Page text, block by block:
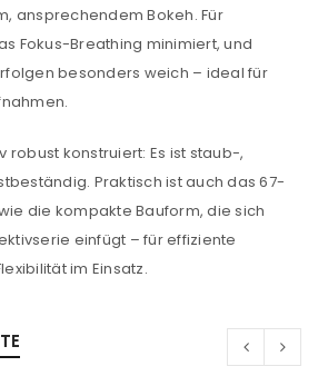
E-Mail-Adresse
ansprechendem Bokeh. Für
Fokus-Breathing minimiert, und
besonders weich – ideal für
robust konstruiert: Es ist staub-,
Praktisch ist auch das 67-
die kompakte Bauform, die sich
einfügt – für effiziente
im Einsatz.